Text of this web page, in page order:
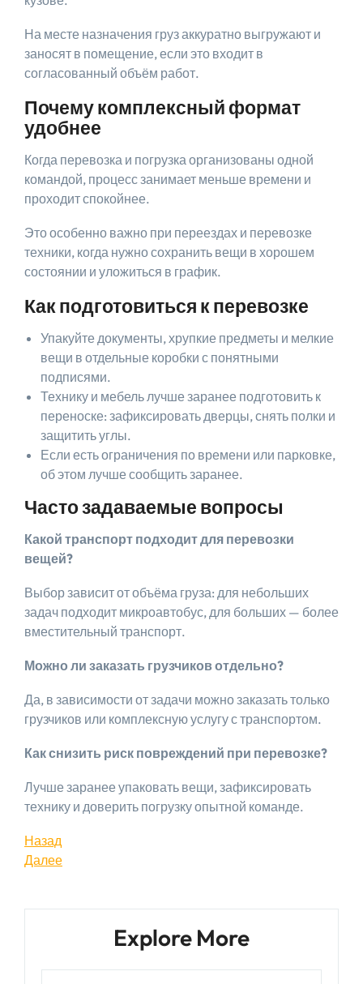
На месте назначения груз аккуратно выгружают и
заносят в помещение, если это входит в
согласованный объём работ.
Почему комплексный формат
удобнее
Когда перевозка и погрузка организованы одной
командой, процесс занимает меньше времени и
проходит спокойнее.
Это особенно важно при переездах и перевозке
техники, когда нужно сохранить вещи в хорошем
состоянии и уложиться в график.
Как подготовиться к перевозке
Упакуйте документы, хрупкие предметы и мелкие
вещи в отдельные коробки с понятными
подписями.
Технику и мебель лучше заранее подготовить к
переноске: зафиксировать дверцы, снять полки и
защитить углы.
Если есть ограничения по времени или парковке,
об этом лучше сообщить заранее.
Часто задаваемые вопросы
Какой транспорт подходит для перевозки
вещей?
Выбор зависит от объёма груза: для небольших
задач подходит микроавтобус, для больших — более
вместительный транспорт.
Можно ли заказать грузчиков отдельно?
Да, в зависимости от задачи можно заказать только
грузчиков или комплексную услугу с транспортом.
Как снизить риск повреждений при перевозке?
Лучше заранее упаковать вещи, зафиксировать
технику и доверить погрузку опытной команде.
Навигация
по
записям
Предыдущая
запись
Назад
Следующая
Далее
Explore More